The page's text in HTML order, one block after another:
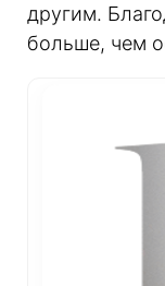
другим.
больше, чем